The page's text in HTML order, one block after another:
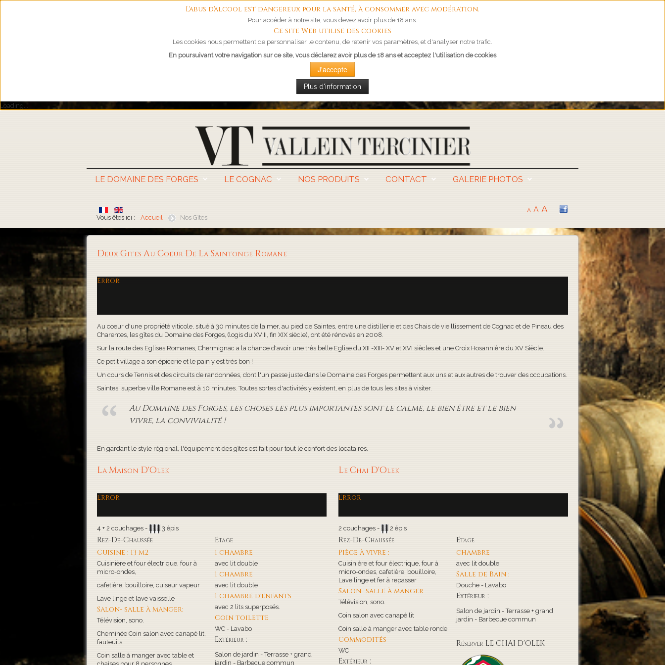
L'abus d'alcool est dangereux pour la santé, à consommer avec modération.
Pour accéder à notre site, vous devez avoir plus de 18 ans.
Ce site Web utilise des cookies
Les cookies nous permettent de personnaliser le contenu, de retenir vos paramètres, et d'analyser notre trafic.
En poursuivant votre navigation sur ce site, vous déclarez avoir plus de 18 ans et acceptez l'utilisation de cookies
J'accepte
Plus d'information
Loading...
LE DOMAINE DES FORGES LE COGNAC NOS PRODUITS CONTACT GALERIE PHOTOS
Vous êtes ici : Accueil Nos Gîtes
A A A
Deux Gites Au Coeur De La Saintonge Romane
Error
Au coeur d'une propriété viticole, situé à 30 minutes de la mer, au pied de Saintes, entre une distillerie et des Chais de vieillissement de Cognac et de Pineau des
Charentes, les gîtes du Domaine des Forges, (logis du XVIII, fin XIX siècle), ont été rénovés en 2008.
Sur la route des Eglises Romanes, Chermignac a la chance d'avoir une très belle Eglise du XII -XIII- XV et XVI siècles et une Croix Hosannière du XV Siècle.
Ce petit village a son épicerie et le pain y est très bon !
Un cours de Tennis et des circuits de randonnées, dont l'un passe juste dans le Domaine des Forges permettent aux uns et aux autres de trouver des occupations.
Saintes, superbe ville Romane est à 10 minutes. Toutes sortes d'activités y existent, en plus de tous les sites à visiter.
Au Domaine des Forges, les choses les plus importantes sont le calme, le bien être et le bien
vivre, la convivialité !
En gardant le style régional, l'équipement des gîtes est fait pour tout le confort des locataires.
La Maison D'Olek
Error
4 + 2 couchages - 3 épis
Rez-De-Chaussée
Cuisine : 13 m2
Cuisinière et four électrique, four à
micro-ondes,
cafetière, bouilloire, cuiseur vapeur
Lave linge et lave vaisselle
Salon- salle à manger:
Télévision, sono.
Cheminée Coin salon avec canapé lit,
fauteuils
Coin salle à manger avec table et
Etage
1 chambre
avec lit double
1 chambre
avec lit double
1 chambre d'enfants
avec 2 lits superposés.
Coin toilette
WC - Lavabo
Extérieur :
Salon de jardin - Terrasse + grand
jardin - Barbecue commun
Le Chai D'Olek
Error
2 couchages - 2 épis
Rez-De-Chaussée
Pièce à vivre :
Cuisinière et four électrique, four à
micro-ondes, cafetière, bouilloire,
Lave linge et fer à repasser
Salon- salle à manger
Télévision, sono.
Coin salon avec canapé lit
Coin salle à manger avec table ronde
Commodités
WC
Extérieur :
Etage
chambre
avec lit double
Salle de Bain :
Douche - Lavabo
Extérieur :
Salon de jardin - Terrasse + grand
jardin - Barbecue commun
Réserver LE CHAI D'OLEK